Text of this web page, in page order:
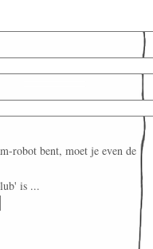
robot bent, moet je even de
is ...